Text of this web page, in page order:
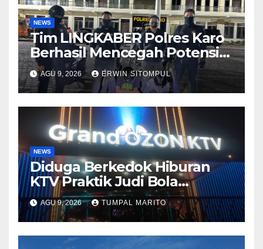
NEWS
Tim LINGKABER Polres Karo
Berhasil Mencegah Potensi
Tawuran di Berastagi
AGU 9, 2026 ERWIN SITOMPUL
NEWS
Diduga Berkedok Hiburan
KTV Praktik Judi Bola
Pimpong Beroperasi
Terbuka Disungai Panas
Kapolda Tutup mata Tempat
Hiburan DiBatam
AGU 9, 2026 TUMPAL MARITO